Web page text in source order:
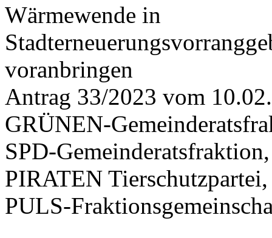
Wärmewende in
voranbringen
Antrag 33/2023 vom
GRÜNEN-
SPD-
PIRATEN Tierschutzpartei,
PULS-